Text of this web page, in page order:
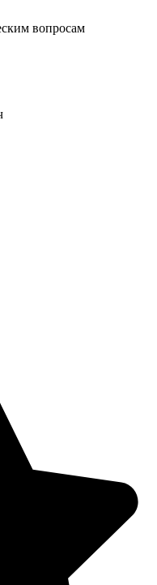
вопросам